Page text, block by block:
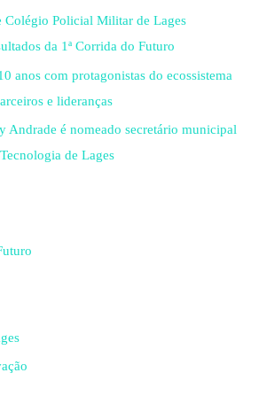
Colégio Policial Militar de Lages
da 1ª Corrida do Futuro
anos com protagonistas do ecossistema
e lideranças
Andrade é nomeado secretário municipal
de Lages